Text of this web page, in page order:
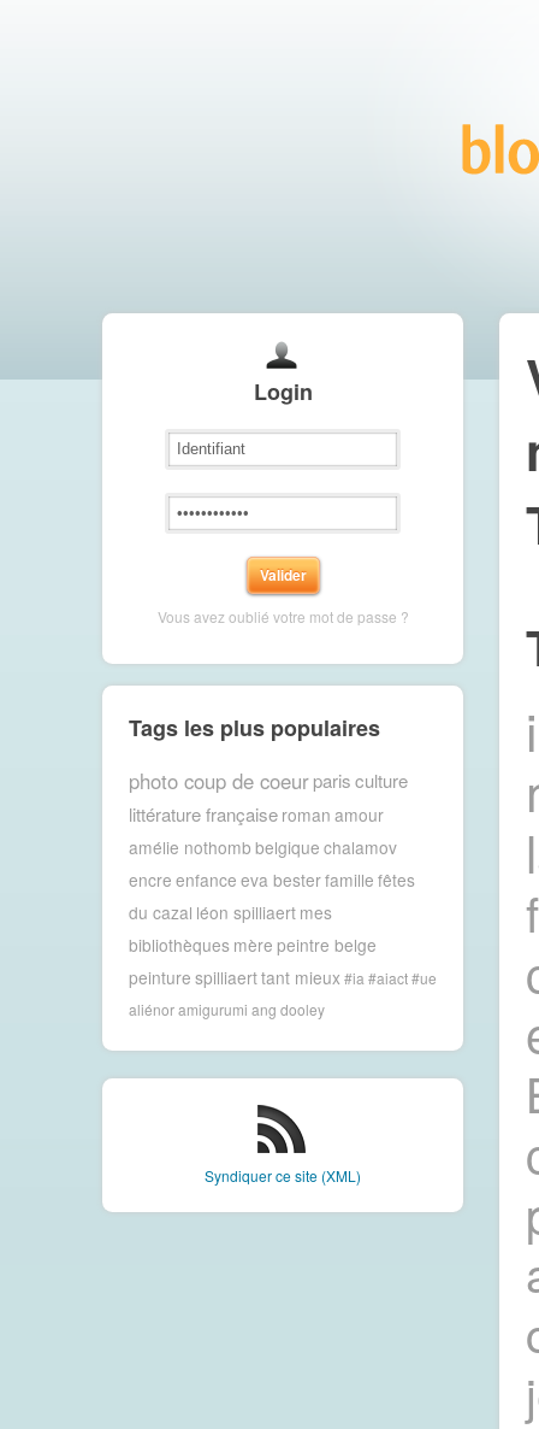
Login
Vous avez oublié votre mot de passe ?
Tags les plus populaires
photo coup de coeur parisculture
littérature française roman amour
amélie nothomb belgique chalamov
encre enfance eva besterfamille fêtes
du cazal léon spilliaert mes
bibliothèques mère peintre belge
peinture spilliaerttant mieux #ia #aiact #ue
aliénor amigurumi ang dooley
Syndiquer ce site (XML)